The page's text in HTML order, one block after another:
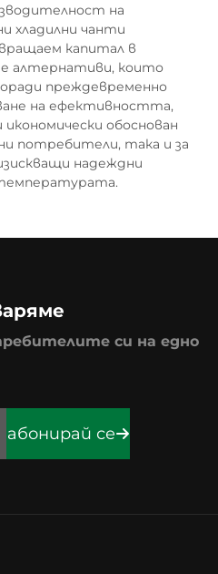
на
хладилни чанти
капитал в
алтернативи, които
преждевременно
на ефективността,
обоснован
потребители, така и за
надеждни
си на едно
абонирай се